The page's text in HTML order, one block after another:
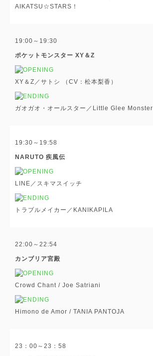
AIKATSU☆STARS！
19:00～19:30
ポケットモンスター XY＆Z
XY＆Z／サトシ （CV：松本梨香）
ガオガオ・オールスター／Little Glee Monster
19:30～19:58
NARUTO 疾風伝
LINE／スキマスイッチ
トラブルメイカー／KANIKAPILA
22:00～22:54
カンブリア宮殿
Crowd Chant / Joe Satriani
Himono de Amor / TANIA PANTOJA
23：00～23：58